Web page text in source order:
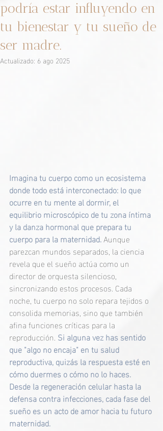
podría estar influyendo en
tu bienestar y tu sueño de
ser madre.
Actualizado: 6 ago 2025
Imagina tu cuerpo como un ecosistema
donde todo está interconectado: lo que
ocurre en tu mente al dormir, el
equilibrio microscópico de tu zona íntima
y la danza hormonal que prepara tu
cuerpo para la maternidad. Aunque
parezcan mundos separados, la ciencia
revela que el sueño actúa como un
director de orquesta silencioso,
sincronizando estos procesos. Cada
noche, tu cuerpo no solo repara tejidos o
consolida memorias, sino que también
afina funciones críticas para la
reproducción. Si alguna vez has sentido
que "algo no encaja" en tu salud
reproductiva, quizás la respuesta esté en
cómo duermes o cómo no lo haces.
Desde la regeneración celular hasta la
defensa contra infecciones, cada fase del
sueño es un acto de amor hacia tu futuro
maternidad.